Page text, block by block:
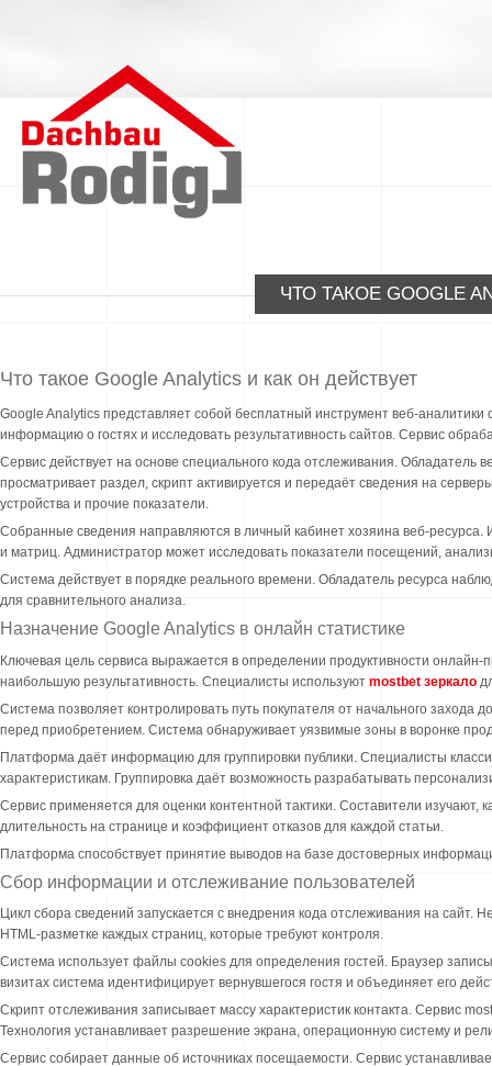
ЧТО ТАКОЕ GOOGLE
Что такое Google Analytics и как он действует
Google Analytics представляет собой бесплатный инструмент веб-
информацию о гостях и исследовать результативность сайтов. Сервис
Сервис действует на основе специального кода отслеживания. Обладатель
просматривает раздел, скрипт активируется и передаёт сведения на
устройства и прочие показатели.
Собранные сведения направляются в личный кабинет хозяина веб-
и матриц. Администратор может исследовать показатели посещений,
Система действует в порядке реального времени. Обладатель ресурса
для сравнительного анализа.
Назначение Google Analytics в онлайн статистике
Ключевая цель сервиса выражается в определении продуктивности
наибольшую результативность. Специалисты используют mostbet зеркало
Система позволяет контролировать путь покупателя от начального захода
перед приобретением. Система обнаруживает уязвимые зоны в воронке
Платформа даёт информацию для группировки публики. Специалисты
характеристикам. Группировка даёт возможность разрабатывать
Сервис применяется для оценки контентной тактики. Составители
длительность на странице и коэффициент отказов для каждой статьи.
Платформа способствует принятие выводов на базе достоверных
Сбор информации и отслеживание пользователей
Цикл сбора сведений запускается с внедрения кода отслеживания на
HTML-разметке каждых страниц, которые требуют контроля.
Система использует файлы cookies для определения гостей. Браузер
визитах система идентифицирует вернувшегося гостя и объединяет его
Скрипт отслеживания записывает массу характеристик контакта. Сервис
Технология устанавливает разрешение экрана, операционную систему и
Сервис собирает данные об источниках посещаемости. Сервис